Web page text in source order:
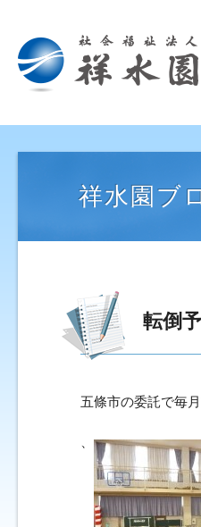
祥水園ブ
転倒
五條市の委託で毎